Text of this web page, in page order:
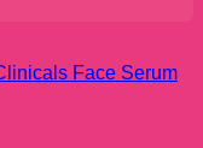
Face Serum